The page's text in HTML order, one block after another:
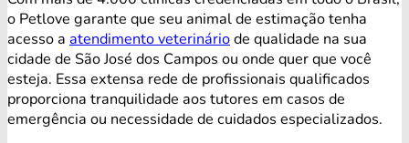
o Petlove garante que seu animal de estimação tenha
acesso a atendimento veterináriode qualidade na sua
cidade de São José dos Campos ou onde quer que você
esteja. Essa extensa rede de profissionais qualificados
proporciona tranquilidade aos tutores em casos de
emergência ou necessidade de cuidados especializados.